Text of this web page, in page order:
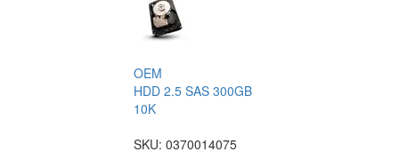
OEM
HDD 2.5 SAS 300GB
10K
SKU: 0370014075